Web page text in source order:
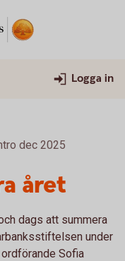
Logga in
dec 2025
året
dags att summera
under
Sofia